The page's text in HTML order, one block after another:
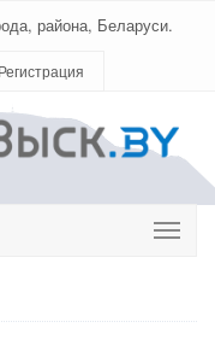
района, Беларуси.
Регистрация